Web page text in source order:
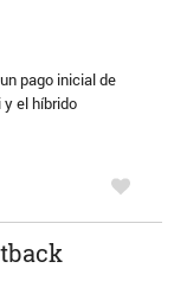
pago inicial de
el híbrido